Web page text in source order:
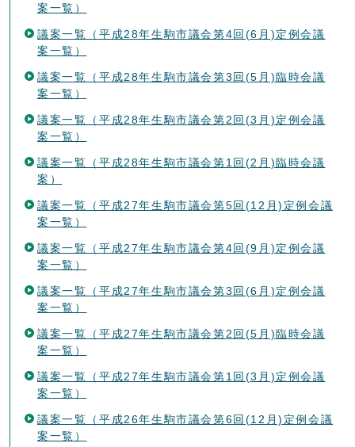
案一覧）
議案一覧（平成28年生駒市議会第4回(6月)定例会議
案一覧）
議案一覧（平成28年生駒市議会第3回(5月)臨時会議
案一覧）
議案一覧（平成28年生駒市議会第2回(3月)定例会議
案一覧）
議案一覧（平成28年生駒市議会第1回(2月)臨時会議
案）
議案一覧（平成27年生駒市議会第5回(12月)定例会議
案一覧）
議案一覧（平成27年生駒市議会第4回(9月)定例会議
案一覧）
議案一覧（平成27年生駒市議会第3回(6月)定例会議
案一覧）
議案一覧（平成27年生駒市議会第2回(5月)臨時会議
案一覧）
議案一覧（平成27年生駒市議会第1回(3月)定例会議
案一覧）
議案一覧（平成26年生駒市議会第6回(12月)定例会議
案一覧）